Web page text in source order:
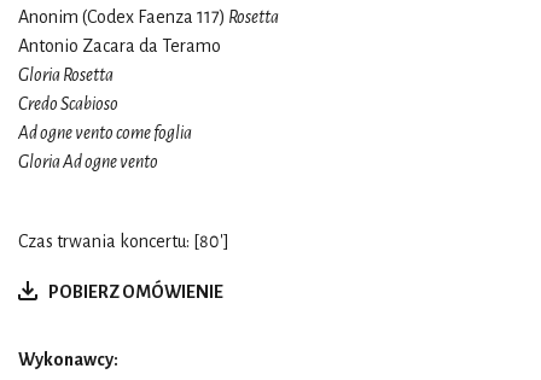
Anonim (Codex Faenza 117) Rosetta
Antonio Zacara da Teramo
Gloria Rosetta
Credo Scabioso
Ad ogne vento come foglia
Gloria Ad ogne vento
Czas trwania koncertu: [80']
POBIERZ OMÓWIENIE
Wykonawcy: